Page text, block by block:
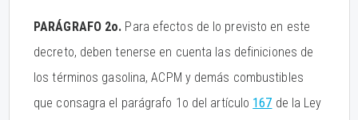
PARÁGRAFO 2o. Para efectos de lo previsto en este
decreto, deben tenerse en cuenta las definiciones de
los términos gasolina, ACPM y demás combustibles
que consagra el parágrafo 1o del artículo 167 de la Ley